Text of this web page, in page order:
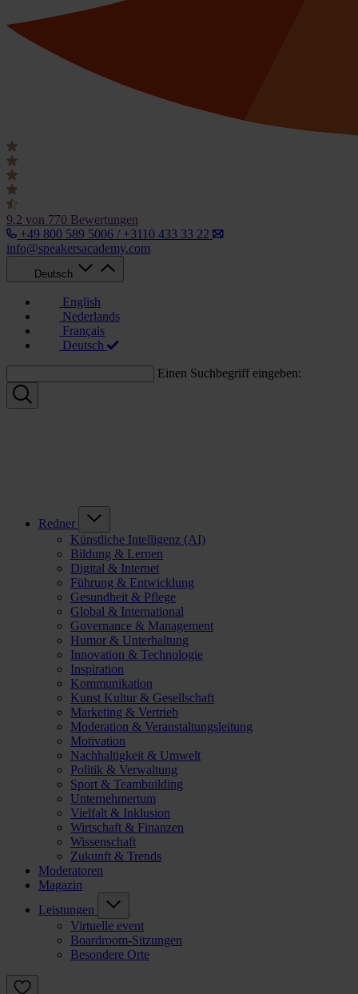
9.2 von 770 Bewertungen
+49 800 589 5006 / +3110 433 33 22
info@speakersacademy.com
Deutsch
English
Nederlands
Français
Deutsch
Einen Suchbegriff eingeben:
Redner
Künstliche Intelligenz (AI)
Bildung & Lernen
Digital & Internet
Führung & Entwicklung
Gesundheit & Pflege
Global & International
Governance & Management
Humor & Unterhaltung
Innovation & Technologie
Inspiration
Kommunikation
Kunst Kultur & Gesellschaft
Marketing & Vertrieb
Moderation & Veranstaltungsleitung
Motivation
Nachhaltigkeit & Umwelt
Politik & Verwaltung
Sport & Teambuilding
Unternehmertum
Vielfalt & Inklusion
Wirtschaft & Finanzen
Wissenschaft
Zukunft & Trends
Moderatoren
Magazin
Leistungen
Virtuelle event
Boardroom-Sitzungen
Besondere Orte